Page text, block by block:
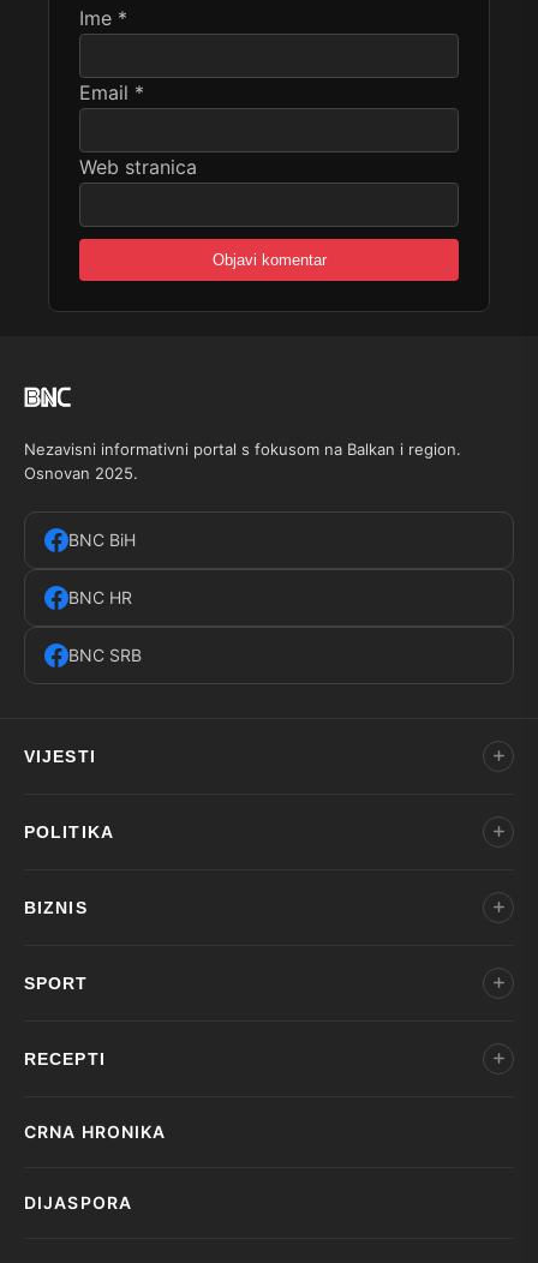
Ime *
Email *
Web stranica
Nezavisni informativni portal s fokusom na Balkan i region.
Osnovan 2025.
BNC BiH
BNC HR
BNC SRB
VIJESTI
POLITIKA
BIZNIS
SPORT
RECEPTI
CRNA HRONIKA
DIJASPORA